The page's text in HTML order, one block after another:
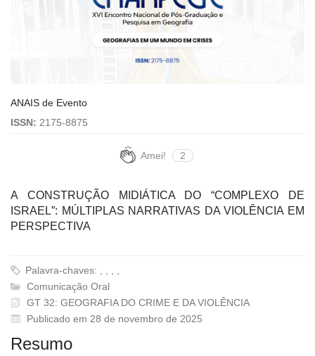
ANAIS de Evento
ISSN: 2175-8875
Amei! 2
A CONSTRUÇÃO MIDIÁTICA DO “COMPLEXO DE
ISRAEL”: MÚLTIPLAS NARRATIVAS DA VIOLÊNCIA EM
PERSPECTIVA
Palavra-chaves: , , , ,
Comunicação Oral
GT 32: GEOGRAFIA DO CRIME E DA VIOLÊNCIA
Publicado em 28 de novembro de 2025
Resumo